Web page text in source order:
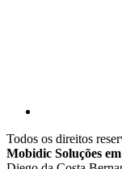
Todos os direitos
Mobidic Soluções